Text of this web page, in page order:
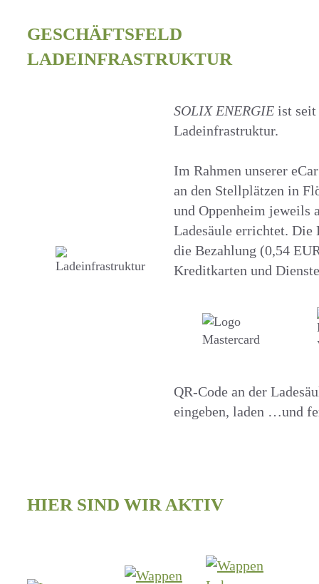
GESCHÄFTSFELD
LADEINFRASTRUKTUR
SOLIX ENERGIE ist
Ladeinfrastruktur.
Im Rahmen unserer
an den Stellplätzen in
und Oppenheim jeweils
Ladesäule errichtet.
die Bezahlung (0,54
Kreditkarten und
QR-Code an der
eingeben, laden …und
HIER SIND WIR AKTIV